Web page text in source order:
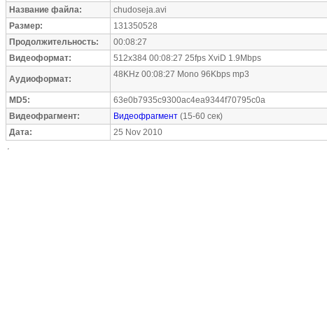
Название файла:
chudoseja.avi
Размер:
131350528
Продолжительность:
00:08:27
Видеоформат:
512x384 00:08:27 25fps XviD 1.9Mbps
Аудиоформат: 48KHz 00:08:27 Mono 96Kbps mp3
MD5:
63e0b7935c9300ac4ea9344f70795c0a
Видеофрагмент:
Видеофрагмент (15-60 сек)
Дата:
25 Nov 2010